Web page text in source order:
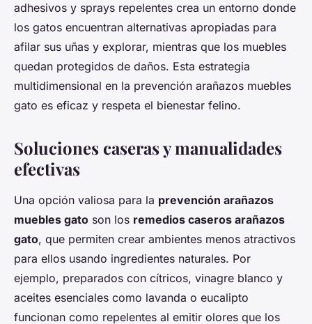
adhesivos y sprays repelentes crea un entorno donde
los gatos encuentran alternativas apropiadas para
afilar sus uñas y explorar, mientras que los muebles
quedan protegidos de daños. Esta estrategia
multidimensional en la prevención arañazos muebles
gato es eficaz y respeta el bienestar felino.
Soluciones caseras y manualidades
efectivas
Una opción valiosa para la prevención arañazos
muebles gato son los remedios caseros arañazos
gato, que permiten crear ambientes menos atractivos
para ellos usando ingredientes naturales. Por
ejemplo, preparados con cítricos, vinagre blanco y
aceites esenciales como lavanda o eucalipto
funcionan como repelentes al emitir olores que los